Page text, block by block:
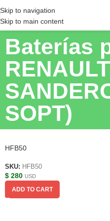
Skip to navigation
Skip to main content
Baterías
RENAULT
SOPT)
HFB50
SKU: HFB50
$ 280 USD
ADD TO CART